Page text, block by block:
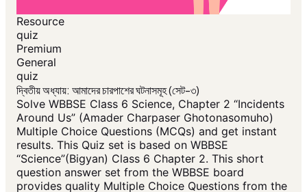
Resource
quiz
Premium
General
quiz
দ্বিতীয় অধ্যায়: আমাদের চারপাশের ঘটনাসমূহ (সেট-৩)
Solve WBBSE Class 6 Science, Chapter 2 “Incidents
Around Us” (Amader Charpaser Ghotonasomuho)
Multiple Choice Questions (MCQs) and get instant
results. This Quiz set is based on WBBSE
“Science”(Bigyan) Class 6 Chapter 2. This short
question answer set from the WBBSE board
provides quality Multiple Choice Questions from the